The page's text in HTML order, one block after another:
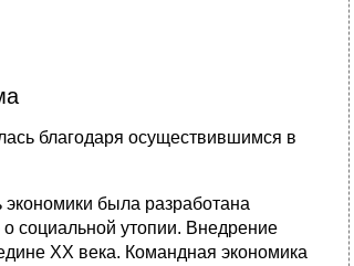
благодаря осуществившимся в
была разработана
социальной утопии. Внедрение
ХХ века. Командная экономика